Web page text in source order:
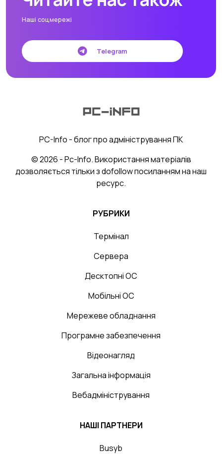
Наші соцмережі
Telegram
PC-Info - блог про адміністрування ПК
© 2026 - Pc-Info. Використання матеріалів
дозволяється тільки з dofollow посиланням на наш
ресурс.
РУБРИКИ
Термінал
Сервера
Десктопні ОС
Мобільні ОС
Мережеве обладнання
Програмне забезпечення
Відеонагляд
Загальна інформація
Вебадміністрування
НАШІ ПАРТНЕРИ
Busyb